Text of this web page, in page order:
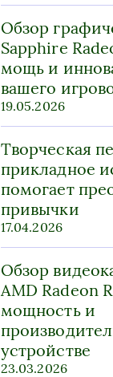
Обзор
Sapphire
мощь и
вашего
19.05.2026
Творческая
прикладное
помогает
привычки
17.04.2026
Обзор
AMD Radeon
мощность и
устройстве
23.03.2026